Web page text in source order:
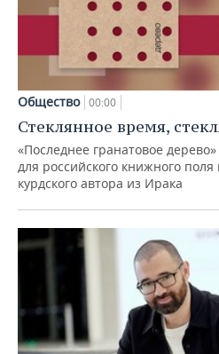
Общество 00:00
Стеклянное время,
«Последнее гранатовое
для российского книжного
курдского автора из Ирака